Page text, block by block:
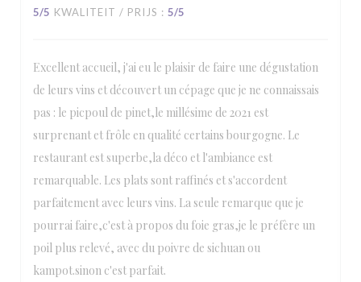
5/5 KWALITEIT / PRIJS : 5/5
Excellent accueil, j'ai eu le plaisir de faire une dégustation
de leurs vins et découvert un cépage que je ne connaissais
pas : le picpoul de pinet,le millésime de 2021 est
surprenant et frôle en qualité certains bourgogne. Le
restaurant est superbe,la déco et l'ambiance est
remarquable. Les plats sont raffinés et s'accordent
parfaitement avec leurs vins. La seule remarque que je
pourrai faire,c'est à propos du foie gras,je le préfère un
poil plus relevé, avec du poivre de sichuan ou
kampot.sinon c'est parfait.